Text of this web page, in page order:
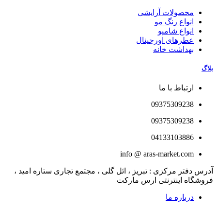
محصولات آرایشی
انواع رنگ مو
انواع شامپو
عطرهای اورجینال
بهداشت خانه
بلاگ
ارتباط با ما
09375309238
09375309238
04133103886
info @ aras-market.com
آدرس دفتر مرکزی : تبریز ، ائل گلی ، مجتمع تجاری ستاره امید ،
فروشگاه اینترنتی ارس مارکت
درباره ما